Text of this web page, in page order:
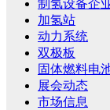
制氢设备企
加氢站
动力系统
双极板
固体燃料电
展会动态
市场信息